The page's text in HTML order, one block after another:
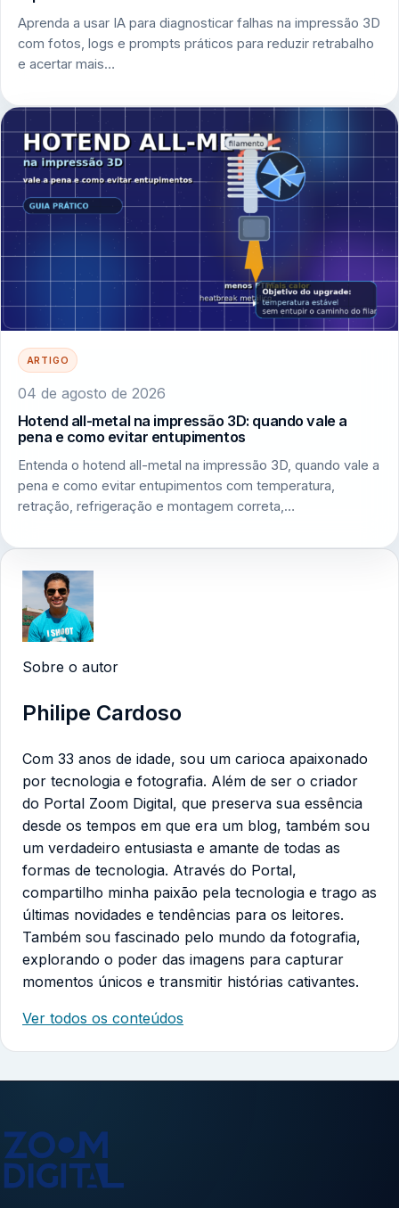
Aprenda a usar IA para diagnosticar falhas na impressão 3D
com fotos, logs e prompts práticos para reduzir retrabalho
e acertar mais…
ARTIGO
04 de agosto de 2026
Hotend all-metal na impressão 3D: quando vale a
pena e como evitar entupimentos
Entenda o hotend all-metal na impressão 3D, quando vale a
pena e como evitar entupimentos com temperatura,
retração, refrigeração e montagem correta,…
Sobre o autor
Philipe Cardoso
Com 33 anos de idade, sou um carioca apaixonado
por tecnologia e fotografia. Além de ser o criador
do Portal Zoom Digital, que preserva sua essência
desde os tempos em que era um blog, também sou
um verdadeiro entusiasta e amante de todas as
formas de tecnologia. Através do Portal,
compartilho minha paixão pela tecnologia e trago as
últimas novidades e tendências para os leitores.
Também sou fascinado pelo mundo da fotografia,
explorando o poder das imagens para capturar
momentos únicos e transmitir histórias cativantes.
Ver todos os conteúdos